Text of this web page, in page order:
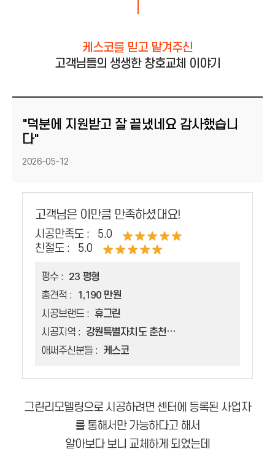
케스코를 믿고 맡겨주신
고객님들의 생생한 창호교체 이야기
"덕분에 지원받고 잘 끝냈네요 감사했습니
다"
등록일
2026-05-12
고객님은 이만큼 만족하셨대요!
시공만족도 :
5.0
친절도 :
5.0
평수 :
23 평형
총견적 :
1,190 만원
시공브랜드 :
휴그린
시공지역 :
강원특별자치도 춘천시 석사동
애써주신분들 :
케스코
그린리모델링으로 시공하려면 센터에 등록된 사업자
를 통해서만 가능하다고 해서
알아보다 보니 교체하게 되었는데